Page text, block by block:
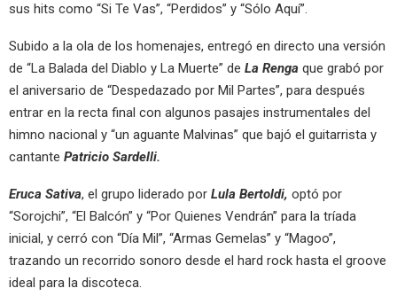
sus hits como “Si Te Vas”, “Perdidos” y “Sólo Aquí”.
Subido a la ola de los homenajes, entregó en directo una versión
de “La Balada del Diablo y La Muerte” de La Renga que grabó por
el aniversario de “Despedazado por Mil Partes”, para después
entrar en la recta final con algunos pasajes instrumentales del
himno nacional y “un aguante Malvinas” que bajó el guitarrista y
cantante Patricio Sardelli.
Eruca Sativa, el grupo liderado por Lula Bertoldi, optó por
“Sorojchi”, “El Balcón” y “Por Quienes Vendrán” para la tríada
inicial, y cerró con “Día Mil”, “Armas Gemelas” y “Magoo”,
trazando un recorrido sonoro desde el hard rock hasta el groove
ideal para la discoteca.